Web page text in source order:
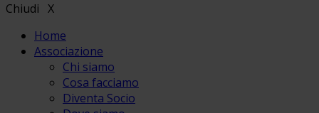
Chiudi X
Home
Associazione
Chi siamo
Cosa facciamo
Diventa Socio